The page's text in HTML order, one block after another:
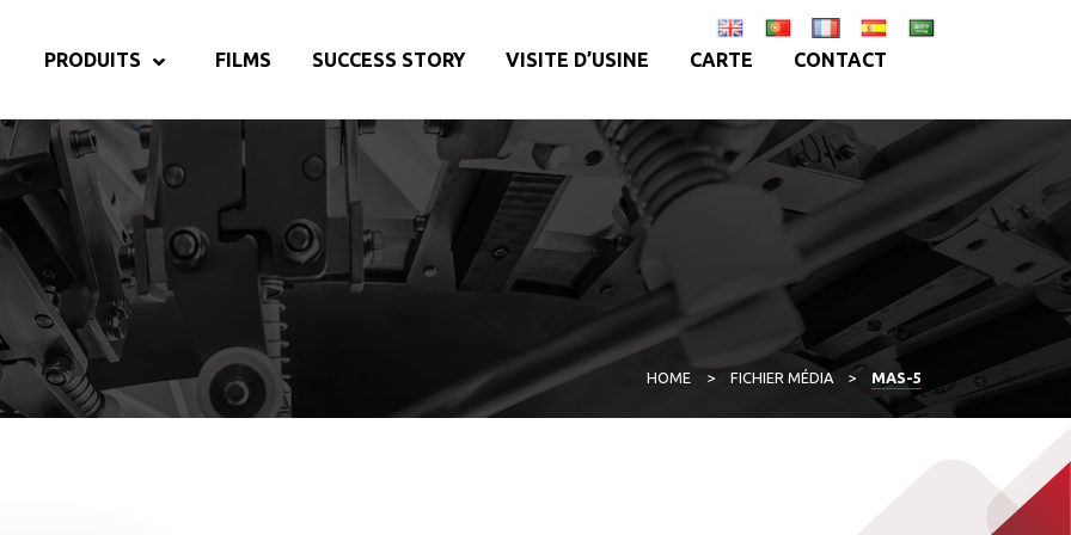
PRODUITS FILMS SUCCESS STORY VISITE D’USINE CARTE CONTACT
HOME > FICHIER MÉDIA > MAS-5